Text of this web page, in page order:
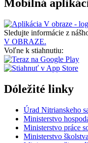
Mobilná
Sledujte informácie z
V OBRAZE.
Voľne k stiahnutiu:
Dóležité linky
Úrad Nitrianskeho
Ministerstvo
Ministerstvo práce
Ministerstvo